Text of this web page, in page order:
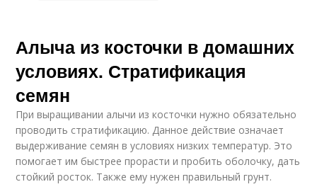
Алыча из косточки в домашних
условиях. Стратификация
семян
При выращивании алычи из косточки нужно обязательно
проводить стратификацию. Данное действие означает
выдерживание семян в условиях низких температур. Это
помогает им быстрее прорасти и пробить оболочку, дать
стойкий росток. Также ему нужен правильный грунт.